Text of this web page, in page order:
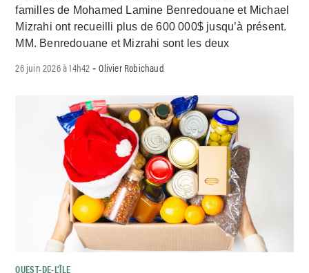
familles de Mohamed Lamine Benredouane et Michael
Mizrahi ont recueilli plus de 600 000$ jusqu’à présent.
MM. Benredouane et Mizrahi sont les deux
26 juin 2026 à 14h42 -Olivier Robichaud
OUEST-DE-L’ÎLE